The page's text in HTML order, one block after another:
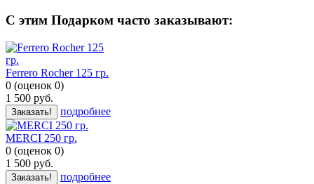
C этим Подарком часто заказывают:
Ferrero Rocher 125 гр.
0 (оценок 0)
1 500 руб.
Заказать! подробнее
MERCI 250 гр.
0 (оценок 0)
1 500 руб.
Заказать! подробнее